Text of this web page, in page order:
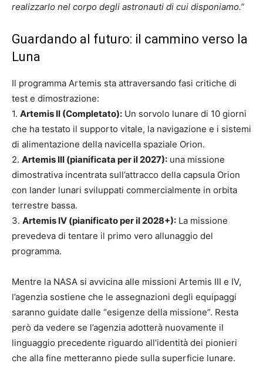
realizzarlo nel corpo degli astronauti di cui disponiamo.”
Guardando al futuro: il cammino verso la
Luna
Il programma Artemis sta attraversando fasi critiche di
test e dimostrazione:
1. Artemis II (Completato): Un sorvolo lunare di 10 giorni
che ha testato il supporto vitale, la navigazione e i sistemi
di alimentazione della navicella spaziale Orion.
2. Artemis III (pianificata per il 2027): una missione
dimostrativa incentrata sull’attracco della capsula Orion
con lander lunari sviluppati commercialmente in orbita
terrestre bassa.
3. Artemis IV (pianificato per il 2028+): La missione
prevedeva di tentare il primo vero allunaggio del
programma.
Mentre la NASA si avvicina alle missioni Artemis III e IV,
l’agenzia sostiene che le assegnazioni degli equipaggi
saranno guidate dalle “esigenze della missione”. Resta
però da vedere se l’agenzia adotterà nuovamente il
linguaggio precedente riguardo all’identità dei pionieri
che alla fine metteranno piede sulla superficie lunare.